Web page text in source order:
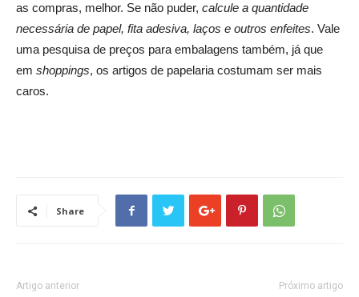
as compras, melhor. Se não puder, calcule a quantidade
necessária de papel, fita adesiva, laços e outros enfeites. Vale
uma pesquisa de preços para embalagens também, já que
em shoppings, os artigos de papelaria costumam ser mais
caros.
Share
Artigo anterior Próximo artigo